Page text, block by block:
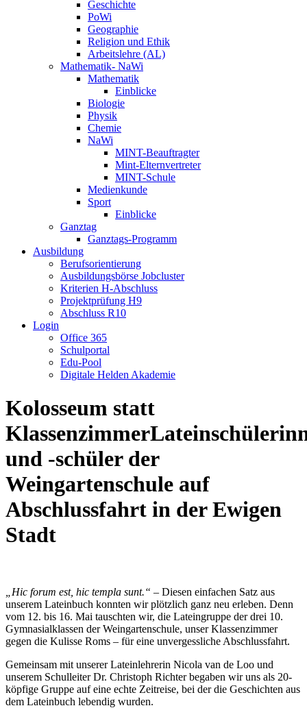
Geschichte
PoWi
Geographie
Religion und Ethik
Arbeitslehre (AL)
Mathematik- NaWi
Mathematik
Einblicke
Biologie
Physik
Chemie
NaWi
MINT-Beauftragter
Mint-Elternvertreter
MINT-Schule
Medienkunde
Sport
Einblicke
Ganztag
Ganztags-Programm
Ausbildung
Berufsorientierung
Ausbildungsbörse Jobcluster
Kriterien H-Abschluss
Projektprüfung H9
Abschluss R10
Login
Office 365
Schulportal
Edu-Pool
Digitale Helden Akademie
Kolosseum statt
und -schüler der
Weingartenschule auf
Abschlussfahrt in der Ewigen
Stadt
„Hic forum est, hic templa sunt.“ – Diesen einfachen Satz aus
unserem Lateinbuch konnten wir plötzlich ganz neu erleben. Denn
vom 12. bis 16. Mai tauschten wir, die Lateingruppe der drei 10.
Gymnasialklassen der Weingartenschule, unser Klassenzimmer
gegen die Kulisse Roms – für eine unvergessliche Abschlussfahrt.
Gemeinsam mit unserer Lateinlehrerin Nicola van de Loo und
unserem Schulleiter Dr. Christoph Richter begaben wir uns als 20-
köpfige Gruppe auf eine echte Zeitreise, bei der die Geschichten aus
dem Lateinbuch lebendig wurden.